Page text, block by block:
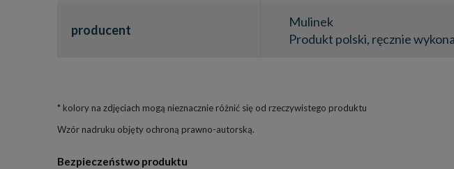
producent
Mulinek
Produkt polski, ręcznie
* kolory na zdjęciach mogą nieznacznie różnić się od rzeczywistego produktu
Wzór nadruku objęty ochroną prawno-autorską.
Bezpieczeństwo produktu